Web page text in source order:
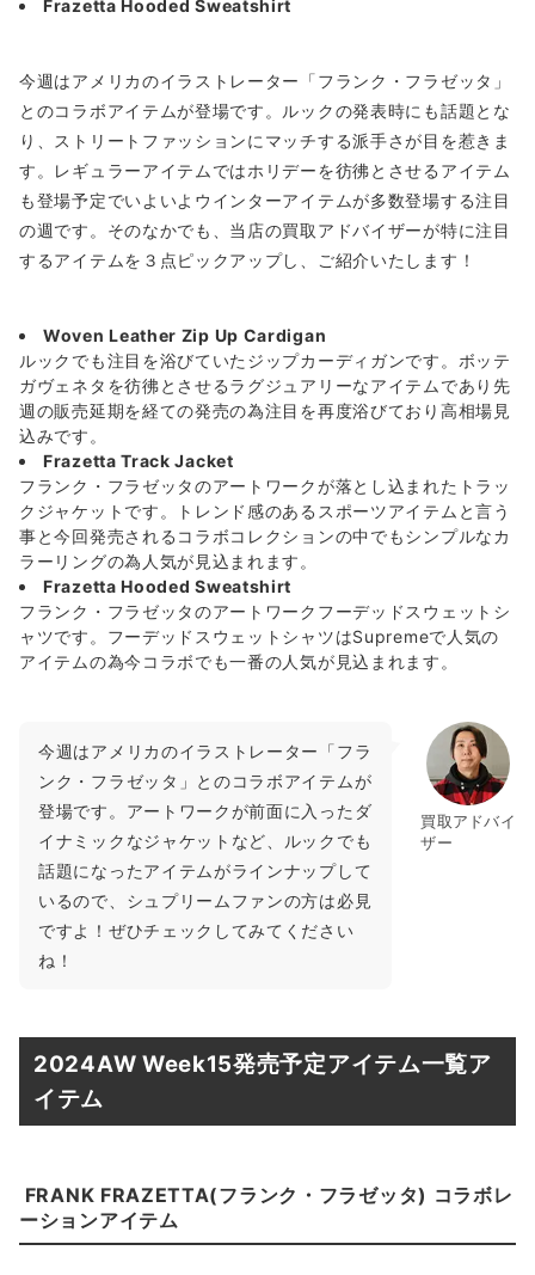
Frazetta Hooded Sweatshirt
今週はアメリカのイラストレーター「フランク・フラゼッタ」
とのコラボアイテムが登場です。ルックの発表時にも話題とな
り、ストリートファッションにマッチする派手さが目を惹きま
す。レギュラーアイテムではホリデーを彷彿とさせるアイテム
も登場予定でいよいよウインターアイテムが多数登場する注目
の週です。そのなかでも、当店の買取アドバイザーが特に注目
するアイテムを３点ピックアップし、ご紹介いたします！
Woven Leather Zip Up Cardigan
ルックでも注目を浴びていたジップカーディガンです。ボッテ
ガヴェネタを彷彿とさせるラグジュアリーなアイテムであり先
週の販売延期を経ての発売の為注目を再度浴びており高相場見
込みです。
Frazetta Track Jacket
フランク・フラゼッタのアートワークが落とし込まれたトラッ
クジャケットです。トレンド感のあるスポーツアイテムと言う
事と今回発売されるコラボコレクションの中でもシンプルなカ
ラーリングの為人気が見込まれます。
Frazetta Hooded Sweatshirt
フランク・フラゼッタのアートワークフーデッドスウェットシ
ャツです。フーデッドスウェットシャツはSupremeで人気の
アイテムの為今コラボでも一番の人気が見込まれます。
買取アドバイ
ザー
今週はアメリカのイラストレーター「フラ
ンク・フラゼッタ」とのコラボアイテムが
登場です。アートワークが前面に入ったダ
イナミックなジャケットなど、ルックでも
話題になったアイテムがラインナップして
いるので、シュプリームファンの方は必見
ですよ！ぜひチェックしてみてください
ね！
2024AW Week15発売予定アイテム一覧ア
イテム
FRANK FRAZETTA(フランク・フラゼッタ) コラボレ
ーションアイテム